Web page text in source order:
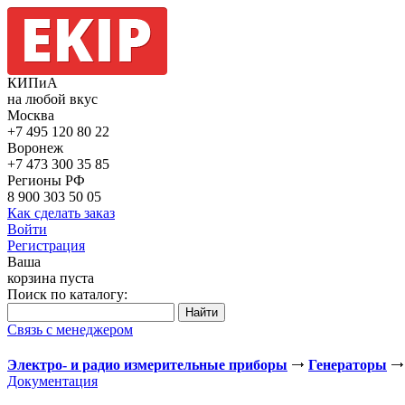
КИПиА
на любой вкус
Москва
+7 495 120 80 22
Воронеж
+7 473 300 35 85
Регионы РФ
8 900 303 50 05
Как сделать заказ
Войти
Регистрация
Ваша
корзина пуста
Поиск по каталогу:
Связь с менеджером
Электро- и радио измерительные приборы Генераторы
Документация